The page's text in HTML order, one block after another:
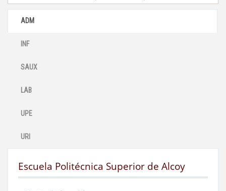
ADM
INF
SAUX
LAB
UPE
URI
Escuela Politécnica Superior de Alcoy